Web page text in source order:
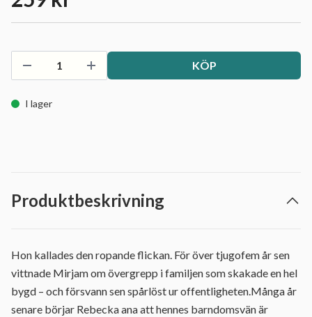
KÖP
I lager
Produktbeskrivning
Hon kallades den ropande flickan. För över tjugofem år sen
vittnade Mirjam om övergrepp i familjen som skakade en hel
bygd – och försvann sen spårlöst ur offentligheten.Många år
senare börjar Rebecka ana att hennes barndomsvän är